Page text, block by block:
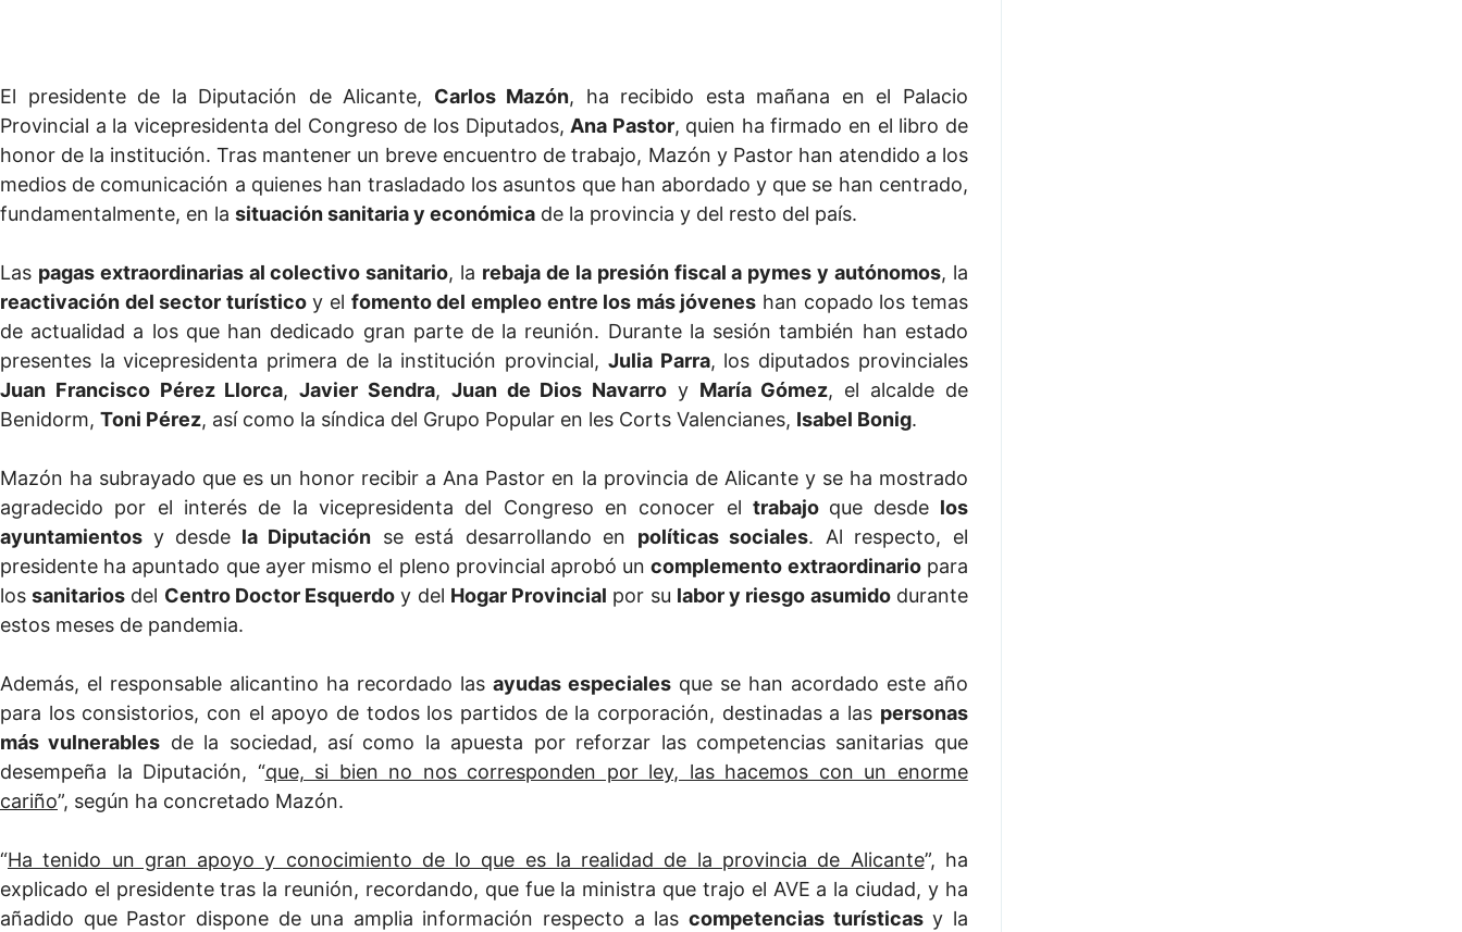
El presidente de la Diputación de Alicante, Carlos Mazón, ha recibido esta mañana en el Palacio
Provincial a la vicepresidenta del Congreso de los Diputados,Ana Pastor, quien ha firmado en el libro de
honor de la institución. Tras mantener un breve encuentro de trabajo, Mazón y Pastor han atendido a los
medios de comunicación a quienes han trasladado los asuntos que han abordado y que se han centrado,
fundamentalmente, en la situación sanitaria y económica de la provincia y del resto del país.
Las pagas extraordinarias al colectivo sanitario, la rebaja de la presión fiscal a pymes y autónomos, la
reactivación del sector turísticoy el fomento del empleo entre los más jóvenes han copado los temas
de actualidad a los que han dedicado gran parte de la reunión. Durante la sesión también han estado
presentes la vicepresidenta primera de la institución provincial, Julia Parra, los diputados provinciales
Juan Francisco Pérez Llorca,Javier Sendra, Juan de Dios Navarro y María Gómez, el alcalde de
Benidorm, Toni Pérez, así como la síndica del Grupo Popular en les Corts Valencianes, Isabel Bonig.
Mazón ha subrayado que es un honor recibir a Ana Pastor en la provincia de Alicante y se ha mostrado
agradecido por el interés de la vicepresidenta del Congreso en conocer el trabajo que desde los
ayuntamientos y desde la Diputación se está desarrollando en políticas sociales. Al respecto, el
presidente ha apuntado que ayer mismo el pleno provincial aprobó uncomplemento extraordinariopara
lossanitarios del Centro Doctor Esquerdo y del Hogar Provincial por su labory riesgo asumidodurante
estos meses de pandemia.
Además, el responsable alicantino ha recordado las ayudas especialesque se han acordado este año
para los consistorios, con el apoyo de todos los partidos de la corporación, destinadas a las personas
más vulnerables de la sociedad, así como la apuesta por reforzar las competencias sanitarias que
desempeña la Diputación, “que, si bien no nos corresponden por ley, las hacemos con un enorme
cariño”, según ha concretado Mazón.
“Ha tenido un gran apoyo y conocimiento de lo que es la realidad de la provincia de Alicante”, ha
explicado el presidente tras la reunión, recordando, que fue la ministra que trajo el AVE a la ciudad, y ha
añadido que Pastor dispone de una amplia información respecto a las competencias turísticasy la